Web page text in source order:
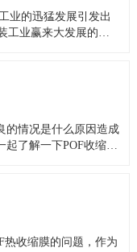
业的迅猛发展引发出
工业赢来大发展的机
投资参与包装废弃
的情况是什么原因造成
了解一下POF收缩膜
度左右的温度
热收缩膜的问题，作为